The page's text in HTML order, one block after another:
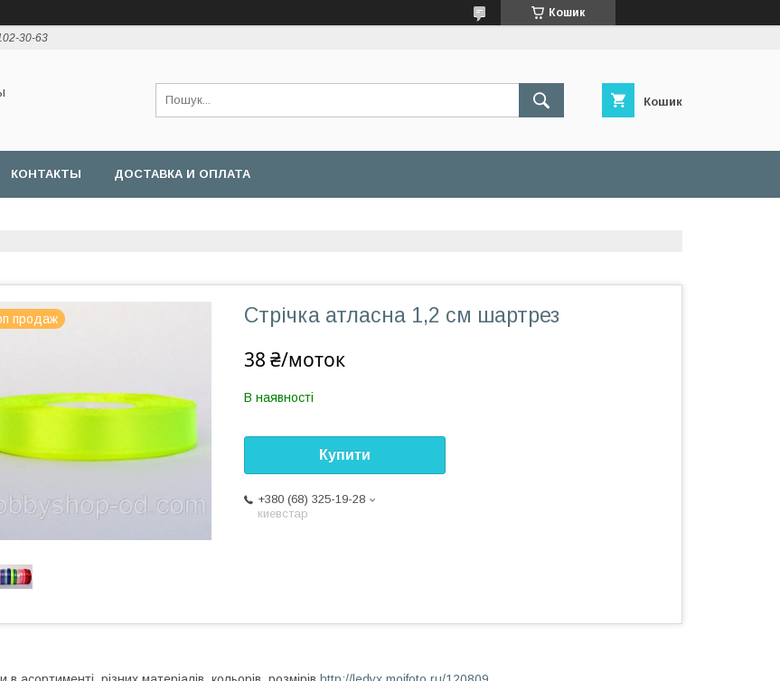
Кошик
30-63
Кошик
КОНТАКТЫ ДОСТАВКА И ОПЛАТА
продаж Стрічка атласна 1,2 см шартрез
38 ₴/моток
В наявності
Купити
+380 (68) 325-19-28
киевстар